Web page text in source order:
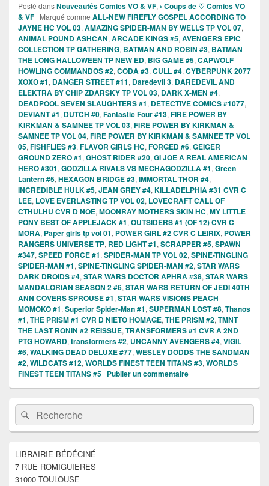
Posté dansNouveautés Comics VO & VF, › Coups de ♡ Comics VO
& VF | Marqué comme ALL-NEW FIREFLY GOSPEL ACCORDING TO
JAYNE HC VOL 03,AMAZING SPIDER-MAN BY WELLS TP VOL 07,
ANIMAL POUND ASHCAN,ARCADE KINGS #5,AVENGERS EPIC
COLLECTION TP GATHERING, BATMAN AND ROBIN #3, BATMAN
THE LONG HALLOWEEN TP NEW ED, BIG GAME #5,CAPWOLF
HOWLING COMMANDOS #2,CODA #3,CULL #4,CYBERPUNK 2077
XOXO #1, DANGER STREET #11, Daredevil 3, DAREDEVIL AND
ELEKTRA BY CHIP ZDARSKY TP VOL 03, DARK X-MEN #4,
DEADPOOL SEVEN SLAUGHTERS #1, DETECTIVE COMICS #1077,
DEVIANT #1, DUTCH #0,Fantastic Four #13,FIRE POWER BY
KIRKMAN & SAMNEE TP VOL 03,FIRE POWER BY KIRKMAN &
SAMNEE TP VOL 04,FIRE POWER BY KIRKMAN & SAMNEE TP VOL
05,FISHFLIES #3,FLAVOR GIRLS HC,FORGED #6,GEIGER
GROUND ZERO #1,GHOST RIDER #20,GI JOE A REAL AMERICAN
HERO #301,GODZILLA RIVALS VS MECHAGODZILLA #1,Green
Lantern #5,HEXAGON BRIDGE #3,IMMORTAL THOR #4,
INCREDIBLE HULK #5,JEAN GREY #4,KILLADELPHIA #31 CVR C
LEE, LOVE EVERLASTING TP VOL 02, LOVECRAFT CALL OF
CTHULHU CVR D NOE,MOONRAY MOTHERS SKIN HC,MY LITTLE
PONY BEST OF APPLEJACK #1,OUTSIDERS #1 (OF 12) CVR C
MORA, Paper girls tp vol 01, POWER GIRL #2 CVR C LEIRIX, POWER
RANGERS UNIVERSE TP, RED LIGHT #1,SCRAPPER #5,SPAWN
#347,SPEED FORCE #1,SPIDER-MAN TP VOL 02,SPINE-TINGLING
SPIDER-MAN #1,SPINE-TINGLING SPIDER-MAN #2,STAR WARS
DARK DROIDS #4,STAR WARS DOCTOR APHRA #38,STAR WARS
MANDALORIAN SEASON 2 #6,STAR WARS RETURN OF JEDI 40TH
ANN COVERS SPROUSE #1,STAR WARS VISIONS PEACH
MOMOKO #1,Superior Spider-Man #1,SUPERMAN LOST #8,Thanos
#1,THE PRISM #1 CVR D NIETO HOMAGE,THE PRISM #2,TMNT
THE LAST RONIN #2 REISSUE,TRANSFORMERS #1 CVR A 2ND
PTG HOWARD,transformers #2, UNCANNY AVENGERS #4,VIGIL
#6,WALKING DEAD DELUXE #77,WESLEY DODDS THE SANDMAN
#2,WILDCATS #12,WORLDS FINEST TEEN TITANS #3,WORLDS
FINEST TEEN TITANS #5 | Publier un commentaire
Zone
principale
de
widget
barre
latérale
Recherche :Rechercher
LIBRAIRIE BÉDÉCINÉ
7 RUE ROMIGUIÈRES
31000 TOULOUSE